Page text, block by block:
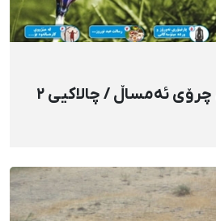
پشکووتنی دوایین چرۆی ئەمساڵ / چالاکیی ٢